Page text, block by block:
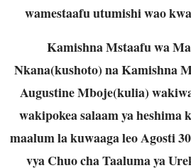
wamestaafu utumishi wao
Kamishna Mstaafu wa
Nkana(kushoto) na Kamishna
Augustine Mboje(kulia)
wakipokea salaam ya heshima
maalum la kuwaaga leo Agosti
vya Chuo chaTaaluma ya